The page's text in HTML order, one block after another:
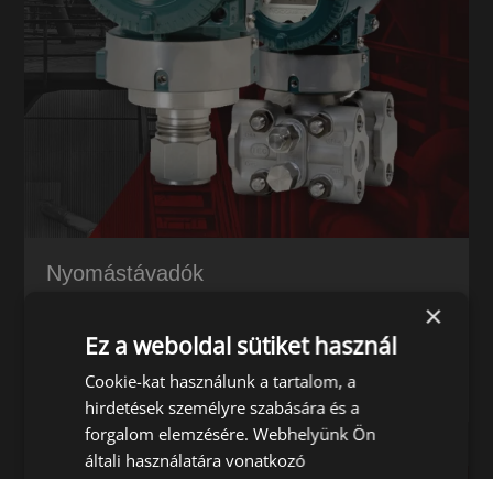
Nyomástávadók
TOVÁBB
×
Ez a weboldal sütiket használ
Cookie-kat használunk a tartalom, a
hirdetések személyre szabására és a
forgalom elemzésére. Webhelyünk Ön
általi használatára vonatkozó